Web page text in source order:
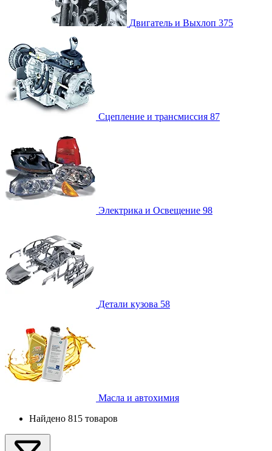
Двигатель и Выхлоп 375
Сцепление и трансмиссия 87
Электрика и Освещение 98
Детали кузова 58
Масла и автохимия
Найдено 815 товаров